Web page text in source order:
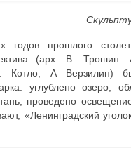
годов прошлого
(арх. В.
Котло, А Верзилин)
углублено озеро,
проведено
«Ленинградский